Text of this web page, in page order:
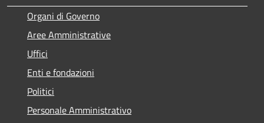
Organi di Governo
Aree Amministrative
Uffici
Enti e fondazioni
Politici
Personale Amministrativo